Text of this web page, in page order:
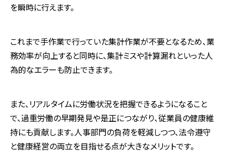
を瞬時に行えます。
これまで手作業で行っていた集計作業が不要となるため、業
務効率が向上すると同時に、集計ミスや計算漏れといった人
為的なエラーも防止できます。
また、リアルタイムに労働状況を把握できるようになること
で、過重労働の早期発見や是正につながり、従業員の健康維
持にも貢献します。人事部門の負荷を軽減しつつ、法令遵守
と健康経営の両立を目指せる点が大きなメリットです。